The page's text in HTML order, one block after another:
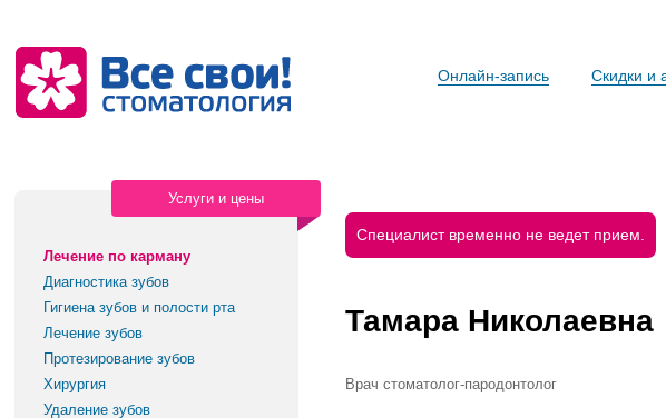
Онлайн-запись Скидки и
Услуги и цены
Лечение по карману
Диагностика зубов
Гигиена зубов и полости рта
Лечение зубов
Протезирование зубов
Хирургия
Удаление зубов
Специалист временно не ведет прием.
Тамара Николаевна
врач стоматолог-пародонтолог